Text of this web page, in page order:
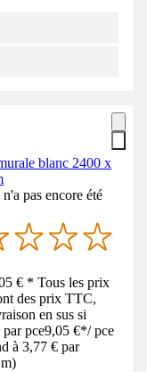
blanc 2400 x
pas encore été
€ * Tous les prix
des prix TTC,
en sus si
par pce9,05 €*/ pce
à 3,77 € par
m)